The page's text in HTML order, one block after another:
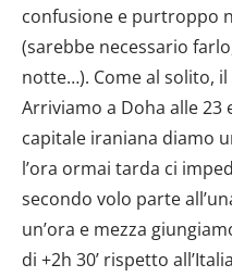
confusione e purtroppo
(sarebbe necessario
notte…). Come al solito,
Arriviamo a Doha alle
capitale iraniana diamo
l’ora ormai tarda ci
secondo volo parte
un’ora e mezza
di +2h 30’ rispetto